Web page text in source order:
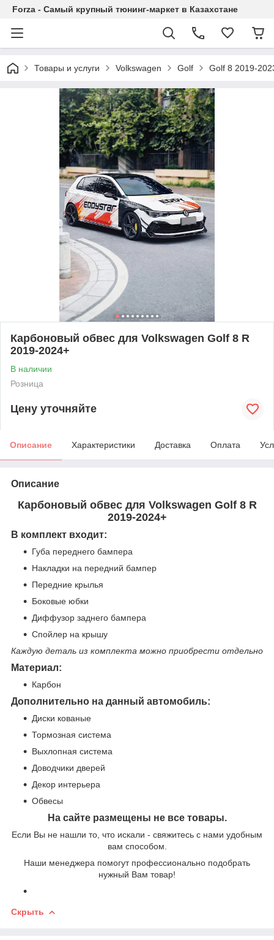
Forza - Самый крупный тюнинг-маркет в Казахстане
Товары и услуги Volkswagen Golf Golf 8 2019-
Карбоновый обвес для Volkswagen Golf 8 R
2019-2024+
В наличии
Розница
Цену уточняйте
Описание Характеристики Доставка Оплата
Описание
Карбоновый обвес для Volkswagen Golf 8 R
2019-2024+
В комплект входит:
Губа переднего бампера
Накладки на передний бампер
Передние крылья
Боковые юбки
Диффузор заднего бампера
Спойлер на крышу
Каждую деталь из комплекта можно приобрести отдельно
Материал:
Карбон
Дополнительно на данный автомобиль:
Диски кованые
Тормозная система
Выхлопная система
Доводчики дверей
Декор интерьера
Обвесы
На сайте размещены не все товары.
Если Вы не нашли то, что искали - свяжитесь с нами удобным
вам способом.
Наши менеджера помогут профессионально подобрать
нужный Вам товар!
Скрыть